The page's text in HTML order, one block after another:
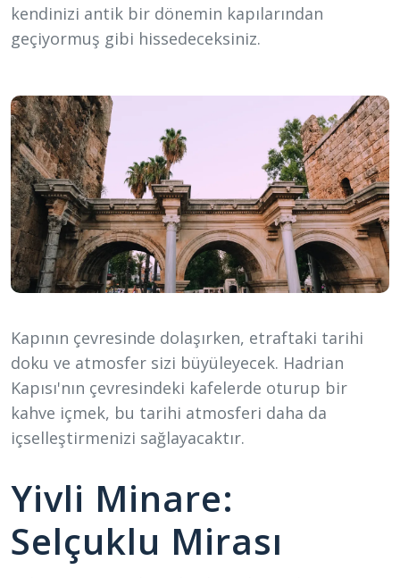
kendinizi antik bir dönemin kapılarından
geçiyormuş gibi hissedeceksiniz.
Kapının çevresinde dolaşırken, etraftaki tarihi
doku ve atmosfer sizi büyüleyecek. Hadrian
Kapısı'nın çevresindeki kafelerde oturup bir
kahve içmek, bu tarihi atmosferi daha da
içselleştirmenizi sağlayacaktır.
Yivli Minare:
Selçuklu Mirası